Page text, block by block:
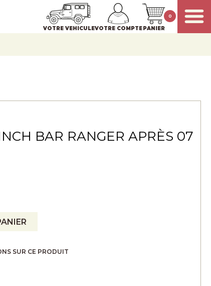
VOTRE VEHICULEVOTRE COMPTEPANIER
0
BAR RANGER APRÈS 07
SUR CE PRODUIT